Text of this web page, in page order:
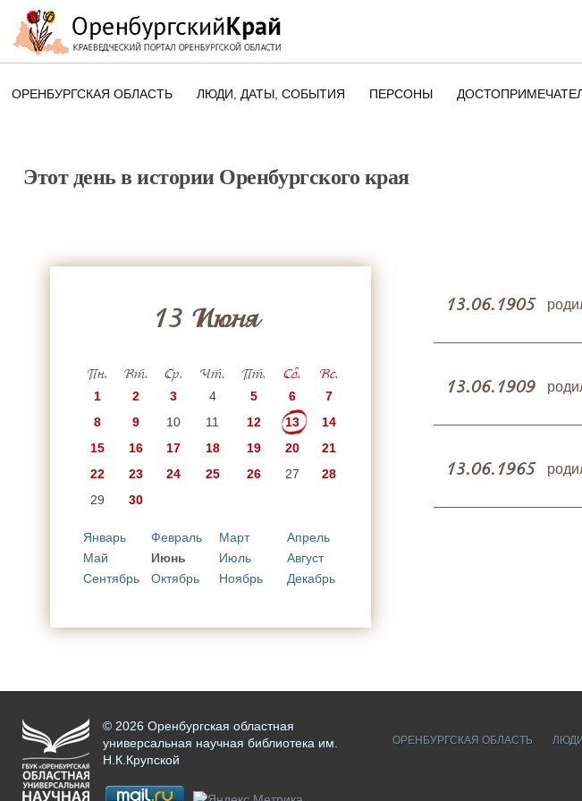
ОРЕНБУРГСКАЯ ОБЛАСТЬ ЛЮДИ, ДАТЫ, CОБЫТИЯ
ПАМЯТНЫЕ ДАТЫ ОРЕНБУРГСКОЙ
ПЕРСОНЫ
Этот день в истории Оренбургского края
13 Июня
Пн. Вт. Ср. Чт. Пт. Сб. Вс.
1 2 3 4 5 6
7
8
9 10 11 12 13
14
15
16 17 18 19 20
21
22
23 24 25 26 27
28
29
30
Январь Февраль Март
Апрель
Май
Июнь Июль
Август
Сентябрь
Октябрь Ноябрь Декабрь
13.06.1905
13.06.1909
13.06.1965
© 2026 Оренбургская областная
универсальная научная библиотека им.
Н.К.Крупской
ОРЕНБУРГСКАЯ ОБЛАСТЬ